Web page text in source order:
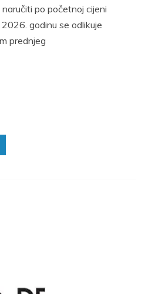
po početnoj cijeni
godinu se odlikuje
prednjeg